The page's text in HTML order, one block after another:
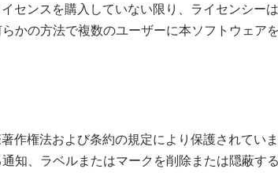
センスを購入していない限り、ライセンシー
かの方法で複数のユーザーに本ソフトウェア
作権法および条約の規定により保護されてい
知、ラベルまたはマークを削除または隠蔽す